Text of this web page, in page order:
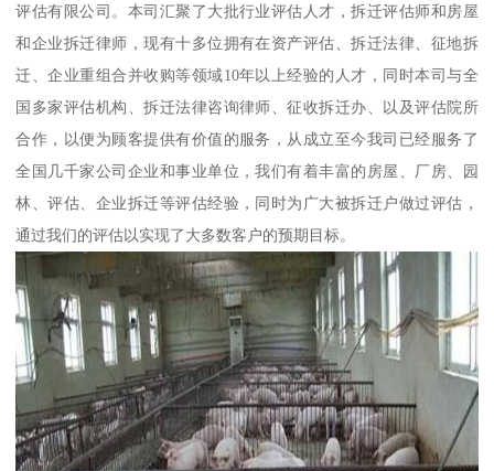
评估有限公司。本司汇聚了大批行业评估人才，拆迁评估师和房屋
和企业拆迁律师，现有十多位拥有在资产评估、拆迁法律、征地拆
迁、企业重组合并收购等领域10年以上经验的人才，同时本司与全
国多家评估机构、拆迁法律咨询律师、征收拆迁办、以及评估院所
合作，以便为顾客提供有价值的服务，从成立至今我司已经服务了
全国几千家公司企业和事业单位，我们有着丰富的房屋、厂房、园
林、评估、企业拆迁等评估经验，同时为广大被拆迁户做过评估，
通过我们的评估以实现了大多数客户的预期目标。